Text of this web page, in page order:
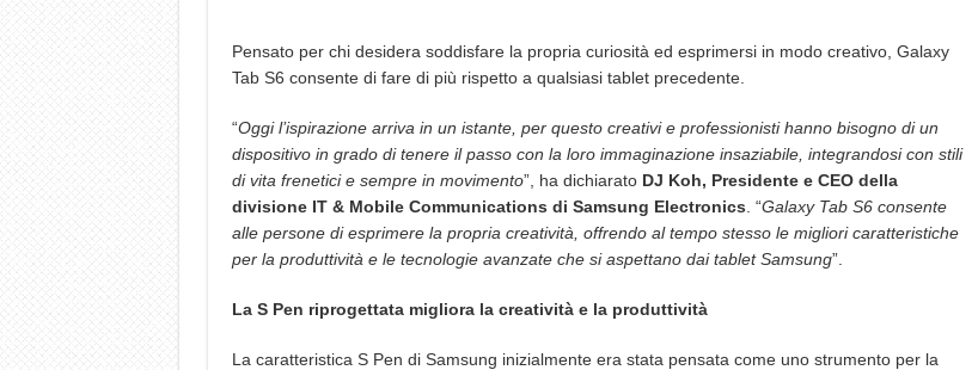
Pensato per chi desidera soddisfare la propria curiosità ed esprimersi in modo creativo, Galaxy
Tab S6 consente di fare di più rispetto a qualsiasi tablet precedente.
“Oggi l’ispirazione arriva in un istante, per questo creativi e professionisti hanno bisogno di un
dispositivo in grado di tenere il passo con la loro immaginazione insaziabile, integrandosi con stili
di vita frenetici e sempre in movimento”, ha dichiaratoDJ Koh, Presidente e CEO della
divisione IT & Mobile Communications di Samsung Electronics . “Galaxy Tab S6 consente
alle persone di esprimere la propria creatività, offrendo al tempo stesso le migliori caratteristiche
per la produttività e le tecnologie avanzate che si aspettano dai tablet Samsung”.
La S Pen riprogettata migliora la creatività e la produttività
La caratteristica S Pen di Samsung inizialmente era stata pensata come uno strumento per la